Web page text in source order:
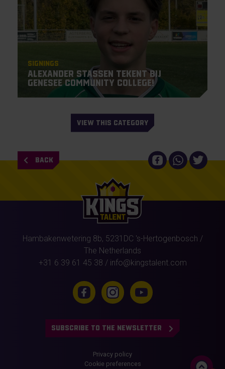
Signings
Alexander Stassen tekent bij
Genesee Community College!
VIEW THIS CATEGORY
BACK
Hambakenwetering 8b, 5231DC 's-Hertogenbosch /
The Netherlands
+31 6 39 61 45 38 / info@kingstalent.com
SUBSCRIBE TO THE NEWSLETTER
Privacy policy
Cookie preferences